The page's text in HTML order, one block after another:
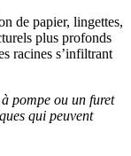
de papier, lingettes,
plus profonds
racines s’infiltrant
pompe ou un furet
qui peuvent